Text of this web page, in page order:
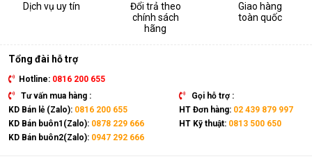
Dịch vụ uy tín
Đổi trả theo
chính sách
hãng
Giao hàng
toàn quốc
Tổng đài hỗ trợ
Hotline: 0816 200 655
Tư vấn mua hàng :
KD Bán lẻ (Zalo): 0816 200 655
KD Bán buôn1(Zalo): 0878 229 666
KD Bán buôn2(Zalo): 0947 292 666
Gọi hỗ trợ :
HT Đơn hàng: 02 439 879 997
HT Kỹ thuật: 0813 500 650